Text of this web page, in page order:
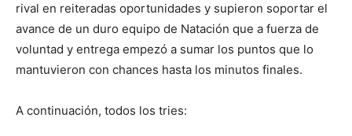
rival en reiteradas oportunidades y supieron soportar el
avance de un duro equipo de Natación que a fuerza de
voluntad y entrega empezó a sumar los puntos que lo
mantuvieron con chances hasta los minutos finales.
A continuación, todos los tries: